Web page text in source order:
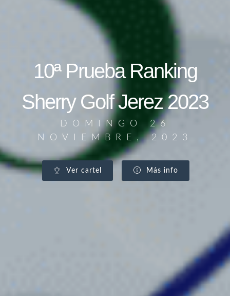
10ª Prueba Ranking
Sherry Golf Jerez 2023
DOMINGO 26
NOVIEMBRE, 2023
Ver cartel Más info